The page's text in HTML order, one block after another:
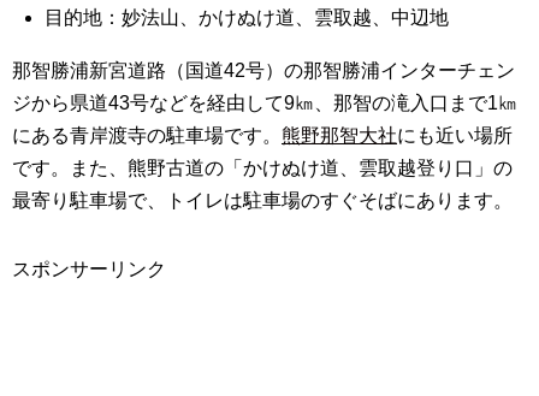
目的地：妙法山、かけぬけ道、雲取越、中辺地
那智勝浦新宮道路（国道42号）の那智勝浦インターチェン
ジから県道43号などを経由して9㎞、那智の滝入口まで1㎞
にある青岸渡寺の駐車場です。 熊野那智大社にも近い場所
です。また、熊野古道の「かけぬけ道、雲取越登り口」の
最寄り駐車場で、トイレは駐車場のすぐそばにあります。
スポンサーリンク